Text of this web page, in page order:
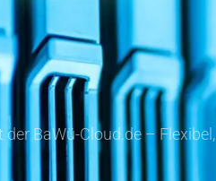
BaWü-Cloud.de – Flexibel,